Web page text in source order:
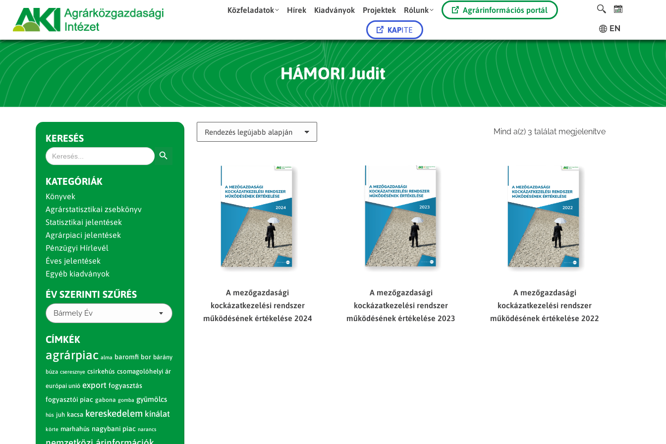
Közfeladatok Hírek Kiadványok Projektek Rólunk Agrárinformációs portál
KAPITE EN
HÁMORI Judit
Mind a(z) 3 találat megjelenítveSorted
A mezőgazdasági
kockázatkezelési rendszer
működésének értékelése 2024
A mezőgazdasági
kockázatkezelési rendszer
működésének értékelése 2023
A mezőgazdasági
kockázatkezelési rendszer
működésének értékelése 2022
KERESÉS
Search
for:
KATEGÓRIÁK
Könyvek
Agrárstatisztikai zsebkönyv
Statisztikai jelentések
Agrárpiaci jelentések
Pénzügyi Hírlevél
Éves jelentések
Egyéb kiadványok
ÉV SZERINTI SZŰRÉS
Bármely Év
CÍMKÉK
agrárpiac alma baromfi bor bárány
búza cseresznye csirkehús csomagolóhelyi ár
európai unió export fogyasztás
fogyasztói piac gabona gomba gyümölcs
hús juh kacsa kereskedelem kínálat
körte marhahús nagybani piac narancs